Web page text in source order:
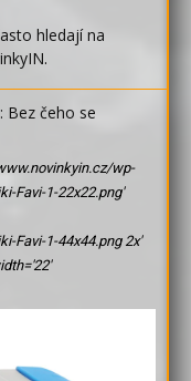
hledají na
.
Bez čeho se
wp-
Favi-1-22x22.png'
Favi-1-44x44.png 2x'